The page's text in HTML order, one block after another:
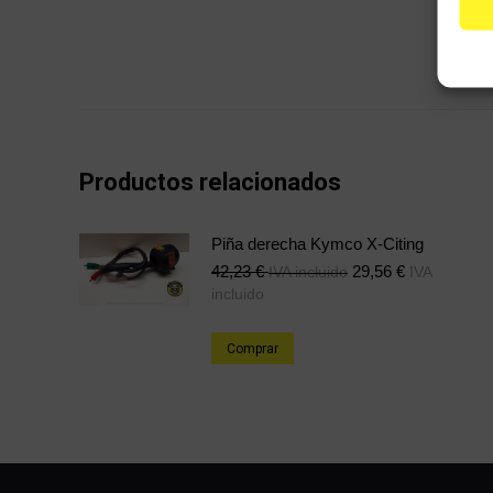
Productos relacionados
Piña derecha Kymco X-Citing
42,23€ IVA incluido 29,56 € IVA
incluido
Comprar